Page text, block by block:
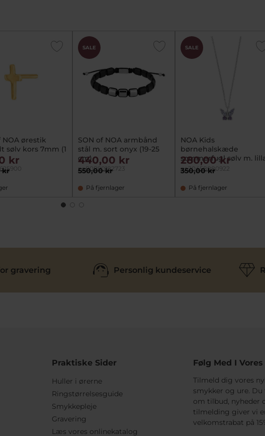
NOA ørestik
sølv kors 7mm (1
kr
kr
SALE
SON of NOA armbånd
stål m. sort onyx (19-25
cm)
na80890182723
550,00 kr
440,00 kr
På fjernlager
SALE
NOA Kids
børnehalskæde
sommerfugl sølv m.
cz (38+3 cm)
na20458080922
350,00 kr
280,00 kr
På fjernlager
gravering Personlig kundeservice
Praktiske Sider
Huller i ørerne
Ringstørrelsesguide
Smykkepleje
Gravering
Læs vores onlinekatalog
Følg Med I
Tilmeld dig vores
smykker og ure.
om tilbud, nyheder
tilmelding giver vi
velkomstrabat på